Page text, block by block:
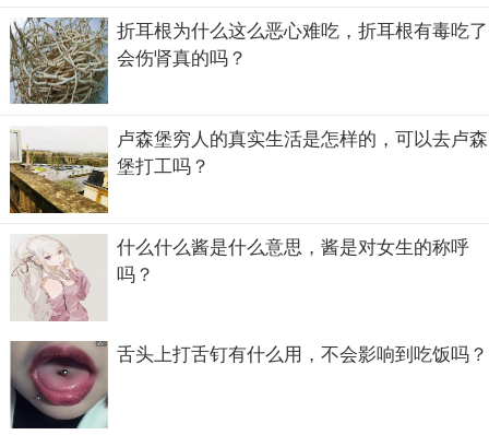
可大女儿女婿车祸丧生了，她的亲属就剩下小女儿了，或许
还有伯父一家，新闻并没有报道，叶嘉莹的亲属也很低调，
而且能做叶嘉莹的亲属就已经算是得到了最宝贵的财富了，
所以捐款什么的，叶嘉莹先生是自由的，也是自豪的。
折耳根为什么这么恶心难吃，折耳根有毒吃了
会伤肾真的吗？
卢森堡穷人的真实生活是怎样的，可以去卢森
堡打工吗？
什么什么酱是什么意思，酱是对女生的称呼
吗？
舌头上打舌钉有什么用，不会影响到吃饭吗？